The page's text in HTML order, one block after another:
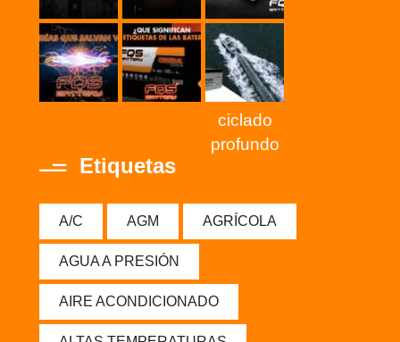
ciclado
profundo
Etiquetas
A/C AGM AGRÍCOLA
AGUA A PRESIÓN
AIRE ACONDICIONADO